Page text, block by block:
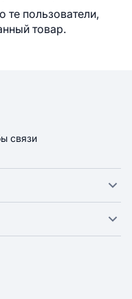
те пользователи,
товар.
связи